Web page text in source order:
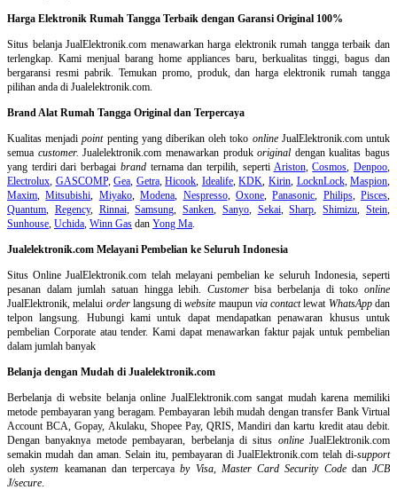
Harga Elektronik Rumah Tangga Terbaik dengan Garansi Original 100%
Situs belanjaJualElektronik.com menawarkan harga elektronik rumah tangga terbaik dan
terlengkap. Kami menjual barang home appliances baru, berkualitas tinggi, bagus dan
bergaransi resmi pabrik. Temukan promo, produk, dan harga elektronik rumah tangga
pilihan anda di Jualelektronik.com.
Brand Alat Rumah Tangga Original dan Terpercaya
Kualitas menjadipointpenting yang diberikan oleh toko onlineJualElektronik.com untuk
semua customer. Jualelektronik.com menawarkan produkoriginal dengan kualitas bagus
yang terdiri dari berbagai brandternama dan terpilih, seperti Ariston,Cosmos ,Denpoo
Electrolux GASCOMP,Gea Getra,Hicook Idealife,KDK Kirin, LocknLock,Maspion
Maxim ,Mitsubishi Miyako,Modena Nespresso, Oxone,Panasonic Philips, Pisces
Quantum
Regency, Rinnai,Samsung ,Sanken Sanyo, Sekai,Sharp ,Shimizu ,Stein
Sunhouse Uchida Winn Gas dan Yong Ma
Jualelektronik.com Melayani Pembelian ke Seluruh Indonesia
Situs Online JualElektronik.com telah melayani pembelian ke seluruh Indonesia, seperti
pesanan dalam jumlah satuan hingga lebih. Customerbisa berbelanja di tokoonline
JualElektronik, melalui orderlangsung diwebsite maupun via contactlewat WhatsAppdan
telpon langsung
Hubungi kami untuk dapat mendapatkan penawaran khusus untuk
pembelian Corporate atau tender. Kami dapat menawarkan faktur pajak untuk pembelian
dalam jumlah banyak
Belanja dengan Mudah di Jualelektronik.com
Berbelanja diwebsite belanja online JualElektronik.com sangat mudah karena memiliki
metode pembayaran yang beragam. Pembayaran lebih mudah dengan transfer Bank Virtual
Account BCA, Gopay, Akulaku, Shopee Pay, QRIS, Mandiri dan kartu kredit atau debit.
Dengan banyaknya metode pembayaran, berbelanja di situs onlineJualElektronik.com
semakin mudah dan aman. Selain itu, pembayaran di JualElektronik.com telah di-support
olehsystem keamanan dan terpercayaby Visa, Master Card Security Codedan JCB
J/secure